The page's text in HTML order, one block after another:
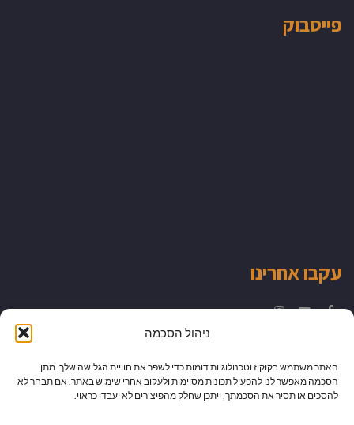
ניהול הסכמה
האתר משתמש בקוקיז וטכנולוגיות דומות כדי לשפר את חוויית הגלישה שלך. מתן
הסכמה מאפשר לנו להפעיל תכונות מסוימות ולעקוב אחרי שימוש באתר. אם תבחר לא
להסכים או תסיר את הסכמתך, ייתכן שחלק מהפיצ’רים לא יעבדו כראוי.
פייסבוק
עקבו אחרינו